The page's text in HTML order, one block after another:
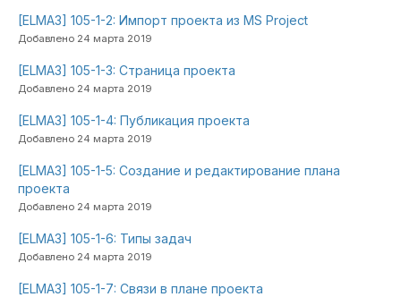
[ELMA3] 105-1-2: Импорт проекта из MS Project
Добавлено 24 марта 2019
[ELMA3] 105-1-3: Страница проекта
Добавлено 24 марта 2019
[ELMA3] 105-1-4: Публикация проекта
Добавлено 24 марта 2019
[ELMA3] 105-1-5: Создание и редактирование плана
проекта
Добавлено 24 марта 2019
[ELMA3] 105-1-6: Типы задач
Добавлено 24 марта 2019
[ELMA3] 105-1-7: Связи в плане проекта